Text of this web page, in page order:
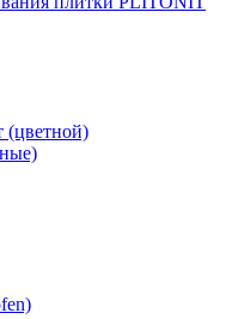
(цветной)